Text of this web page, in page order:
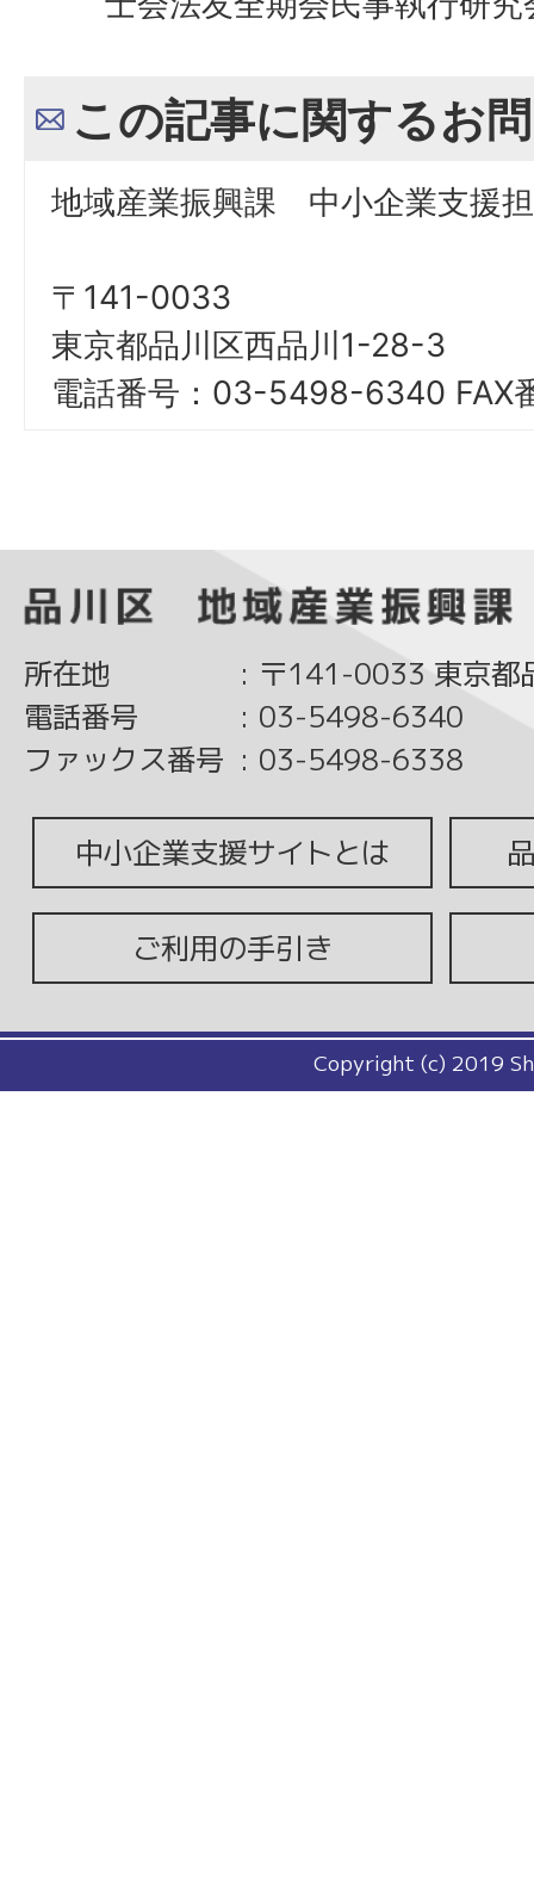
この記事に関するお
地域産業振興課 中小企業支援
〒141-0033
東京都品川区西品川1-28-3
電話番号：03-5498-6340
所在地 : 〒141-0033 東京都
電話番号
: 03-5498-6340
ファックス番号 : 03-5498-6338
中小企業支援サイトとは
ご利用の手引き
Copyright (c) 2019